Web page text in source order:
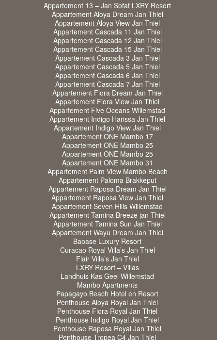
Appartement 13 – Jan Sofat LXRY Resort
Appartement Aloya Dream Jan Thiel
Appartement Aloya View Jan Thiel
Appartement Cascada 11 Jan Thiel
Appartement Cascada 12 Jan Thiel
Appartement Cascada 15 Jan Thiel
Appartement Cascada 3 Jan Thiel
Appartement Cascada 5 Jan Thiel
Appartement Cascada 6 Jan Thiel
Appartement Cascada 7 Jan Thiel
Appartement Fiora Dream Jan Thiel
Appartement Fiora View Jan Thiel
Appartement Five Oceans Willemstad
Appartement Indigo Harissa Jan Thiel
Appartement Indigo View Jan Thiel
Appartement ONE Mambo 17
Appartement ONE Mambo 25
Appartement ONE Mambo 25
Appartement ONE Mambo 31
Appartement Palm View Mambo Beach
Appartement Paloma Brakkeput
Appartement Raposa Dream Jan Thiel
Appartement Raposa View Jan Thiel
Appartement Seven Hills Willemstad
Appartement Tamina Breeze jan Thiel
Appartement Tamina Sun Jan Thiel
Appartement Wayu Dream Jan Thiel
Baoase Luxury Resort
Curacao Royal Villa’s Jan Thiel
Flair Villa’s Jan Thiel
LXRY Resort – Villas
Landhuis Kas Geel Willemstad
Mambo Apartments
Papagayo Beach Hotel en Resort
Penthouse Aloya Royal Jan Thiel
Penthouse Fiora Royal Jan Thiel
Penthouse Indigo Royal Jan Thiel
Penthouse Raposa Royal Jan Thiel
Penthouse Tropea C4 Jan Thiel